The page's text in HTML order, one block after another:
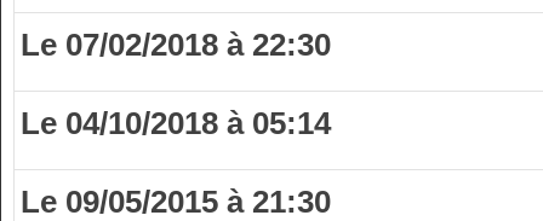
Le 07/02/2018 à 22:30
Le 04/10/2018 à 05:14
Le 09/05/2015 à 21:30